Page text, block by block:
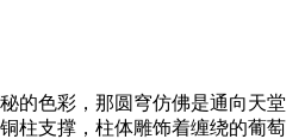
的色彩，那圆穹仿佛是通向天堂
柱支撑，柱体雕饰着缠绕的葡萄